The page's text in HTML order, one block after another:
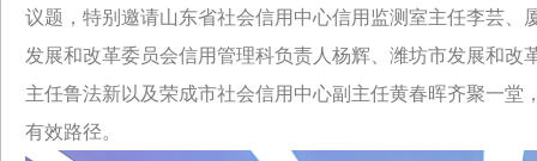
议题，特别邀请山东省社会信用中心信用监测室主任李芸
发展和改革委员会信用管理科负责人杨辉、潍坊市发展和
主任鲁法新以及荣成市社会信用中心副主任黄春晖齐聚一
有效路径。